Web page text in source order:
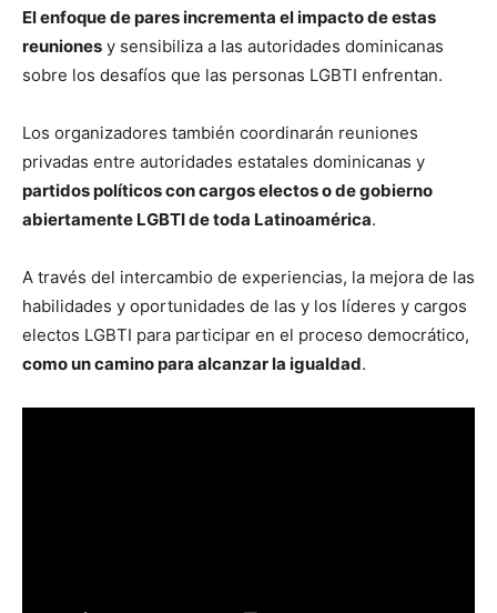
El enfoque de pares incrementa el impacto de estas
reuniones y sensibiliza a las autoridades dominicanas
sobre los desafíos que las personas LGBTI enfrentan.
Los organizadores también coordinarán reuniones
privadas entre autoridades estatales dominicanas y
partidos políticos con cargos electos o de gobierno
abiertamente LGBTI de toda Latinoamérica.
A través del intercambio de experiencias, la mejora de las
habilidades y oportunidades de las y los líderes y cargos
electos LGBTI para participar en el proceso democrático,
como un camino para alcanzar la igualdad.